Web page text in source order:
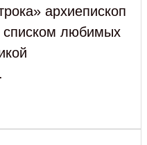
архиепископ
любимых